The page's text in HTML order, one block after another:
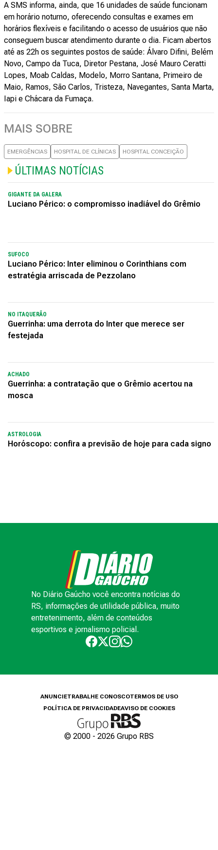
A SMS informa, ainda, que 16 unidades de saúde funcionam
em horário noturno, oferecendo consultas e exames em
horários flexíveis e facilitando o acesso de usuários que não
conseguem buscar atendimento durante o dia. Ficam abertos
até as 22h os seguintes postos de saúde: Álvaro Difini, Belém
Novo, Campo da Tuca, Diretor Pestana, José Mauro Ceratti
Lopes, Moab Caldas, Modelo, Morro Santana, Primeiro de
Maio, Ramos, São Carlos, Tristeza, Navegantes, Santa Marta,
Iapi e Chácara da Fumaça.
MAIS SOBRE
EMERGÊNCIAS HOSPITAL DE CLÍNICAS HOSPITAL CONCEIÇÃO
ÚLTIMAS NOTÍCIAS
GIGANTE DA GALERA
Luciano Périco: o compromisso inadiável do Grêmio
SUFOCO
Luciano Périco: Inter eliminou o Corinthians com
estratégia arriscada de Pezzolano
NO ITAQUERÃO
Guerrinha: uma derrota do Inter que merece ser
festejada
ACHADO
Guerrinha: a contratação que o Grêmio acertou na
mosca
ASTROLOGIA
Horóscopo: confira a previsão de hoje para cada signo
No Diário Gaúcho você encontra notícias do
RS, informações de utilidade pública, muito
entretenimento, além de conteúdos
esportivos e jornalismo policial.
ANUNCIETRABALHE CONOSCOTERMOS DE USO
POLÍTICA DE PRIVACIDADEAVISO DE COOKIES
© 2000 - 2026 Grupo RBS